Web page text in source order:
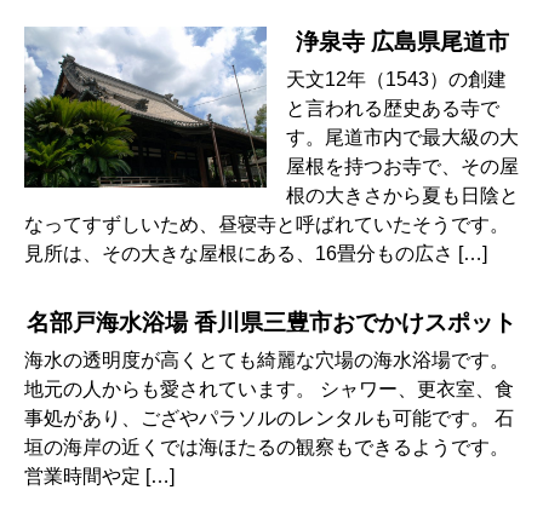
浄泉寺 広島県尾道市
天文12年（1543）の創建
と言われる歴史ある寺で
す。尾道市内で最大級の大
屋根を持つお寺で、その屋
根の大きさから夏も日陰と
なってすずしいため、昼寝寺と呼ばれていたそうです。
見所は、その大きな屋根にある、16畳分もの広さ […]
名部戸海水浴場 香川県三豊市おでかけスポット
海水の透明度が高くとても綺麗な穴場の海水浴場です。
地元の人からも愛されています。 シャワー、更衣室、食
事処があり、ござやパラソルのレンタルも可能です。 石
垣の海岸の近くでは海ほたるの観察もできるようです。
営業時間や定 […]